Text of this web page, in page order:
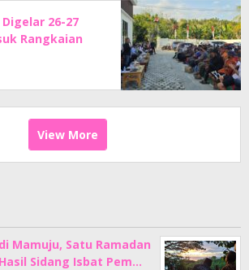
26-27
Rangkaian
View More
Mamuju, Satu Ramadan
Sidang Isbat Pem…